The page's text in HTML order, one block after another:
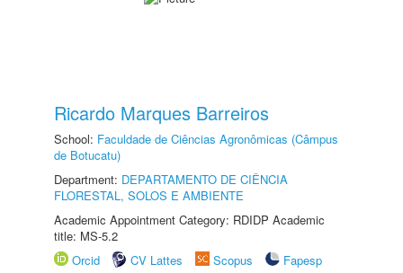
Ricardo Marques Barreiros
School: Faculdade de Ciências Agronômicas (Câmpus
de Botucatu)
Department: DEPARTAMENTO DE CIÊNCIA
FLORESTAL, SOLOS E AMBIENTE
Academic Appointment Category: RDIDP Academic
title: MS-5.2
Orcid
CV Lattes Scopus
Fapesp